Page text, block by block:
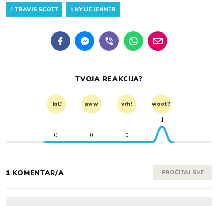
#TRAVIS SCOTT # KYLIE JENNER
TVOJA REAKCIJA?
lol! aww vrh! woot?!
0 0 0
1
1 KOMENTAR/A PROČITAJ SVE